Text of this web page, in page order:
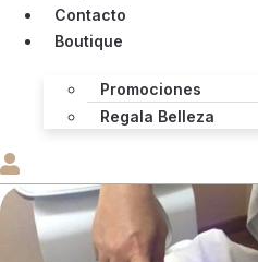
Contacto
Boutique
Promociones
Regala Belleza